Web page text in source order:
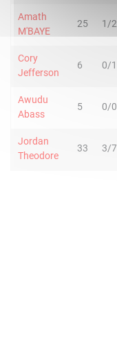
Amath
M'BAYE
25 1/2
Cory
Jefferson
6 0/1
Awudu
Abass
5 0/0
Jordan
Theodore
33 3/7